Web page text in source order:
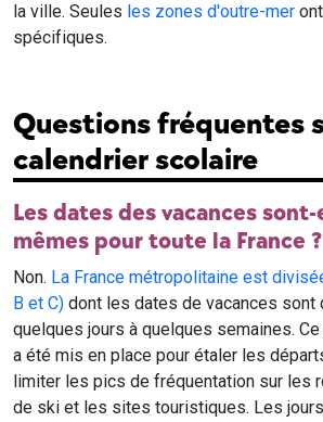
la ville. Seules les zones d'outre-mer
spécifiques.
Questions fréquentes
calendrier scolaire
Les dates des vacances
mêmes pour toute la France ?
Non. La France métropolitaine est
B et C) dont les dates de vacances sont
quelques jours à quelques semaines.
a été mis en place pour étaler les
limiter les pics de fréquentation sur les
de ski et les sites touristiques. Les